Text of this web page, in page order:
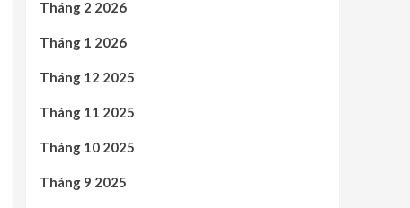
Tháng 2 2026
Tháng 1 2026
Tháng 12 2025
Tháng 11 2025
Tháng 10 2025
Tháng 9 2025